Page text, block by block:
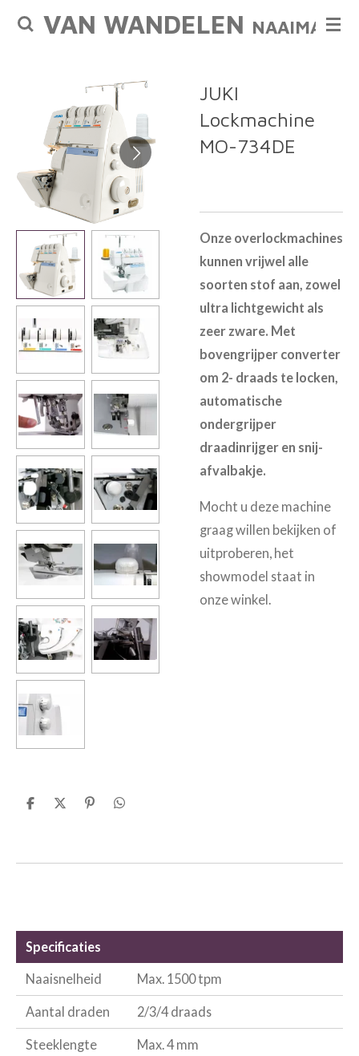
Ga
hoofdinhoud
VAN WANDELEN
JUKI
Lockmachine
MO-734DE
Onze overlockmachines
kunnen vrijwel alle
soorten stof aan, zowel
ultra lichtgewicht als
zeer zware. Met
bovengrijper converter
om 2- draads te locken,
automatische
ondergrijper
draadinrijger en snij-
afvalbakje.
Mocht u deze machine
graag willen bekijken of
uitproberen, het
showmodel staat in
onze winkel.
D
n
D
P
e
D
n
Specificaties
Naaisnelheid Max. 1500 tpm
Aantal draden 2/3/4 draads
Steeklengte Max. 4 mm